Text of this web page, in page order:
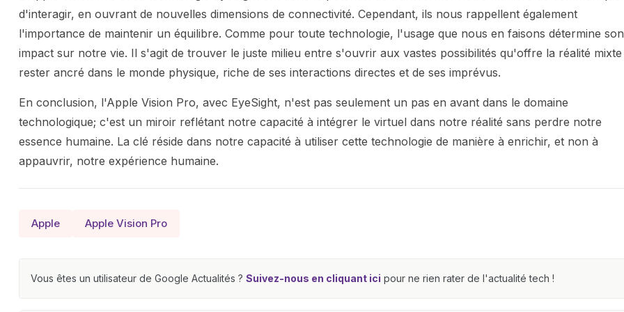
d'interagir, en ouvrant de nouvelles dimensions de connectivité. Cependant, ils nous rappellent également
l'importance de maintenir un équilibre. Comme pour toute technologie, l'usage que nous en faisons détermine son
impact sur notre vie. Il s'agit de trouver le juste milieu entre s'ouvrir aux vastes possibilités qu'offre la réalité
rester ancré dans le monde physique, riche de ses interactions directes et de ses imprévus.
En conclusion, l'Apple Vision Pro, avec EyeSight, n'est pas seulement un pas en avant dans le domaine
technologique; c'est un miroir reflétant notre capacité à intégrer le virtuel dans notre réalité sans perdre notre
essence humaine. La clé réside dans notre capacité à utiliser cette technologie de manière à enrichir, et non à
appauvrir, notre expérience humaine.
Apple Apple Vision Pro
Vous êtes un utilisateur de Google Actualités ? Suivez-nous en cliquant ici pour ne rien rater de l'actualité tech !